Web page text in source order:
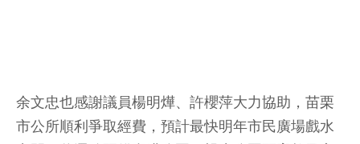
余文忠也感謝議員楊明燁、許櫻萍大力協助，苗栗
市公所順利爭取經費，預計最快明年市民廣場戲水